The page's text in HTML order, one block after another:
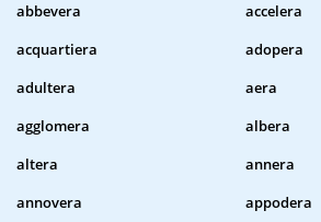
abbevera
accelera
acquartiera
adopera
adultera
aera
agglomera
albera
altera
annera
annovera
appodera